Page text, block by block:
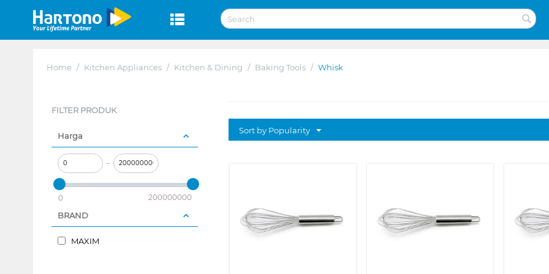
Home / Kitchen Appliances / Kitchen & Dining / Baking Tools / Whisk
FILTER PRODUK
Harga
–
0 200000000
BRAND
MAXIM
Sort by Popularity